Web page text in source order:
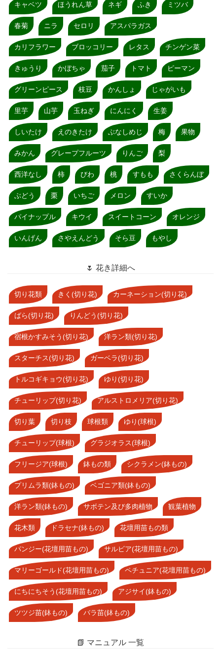
キャベツ ほうれん草 ネギ ふき ミツバ
春菊 ニラ セロリ アスパラガス
カリフラワー ブロッコリー レタス チンゲン菜
きゅうり かぼちゃ 茄子 トマト ピーマン
グリーンピース 枝豆 かんしょ じゃがいも
里芋 山芋 玉ねぎ にんにく 生姜
しいたけ えのきたけ ぶなしめじ 梅 果物
みかん グレープフルーツ りんご 梨
西洋なし 柿 びわ 桃 すもも さくらんぼ
ぶどう 栗 いちご メロン すいか
パイナップル キウイ スイートコーン オレンジ
いんげん さやえんどう そら豆 もやし
🌷 花き詳細へ
切り花類 きく(切り花) カーネーション(切り花)
ばら(切り花) りんどう(切り花)
宿根かすみそう(切り花) 洋ラン類(切り花)
スターチス(切り花) ガーベラ(切り花)
トルコギキョウ(切り花) ゆり(切り花)
チューリップ(切り花) アルストロメリア(切り花)
切り葉 切り枝 球根類 ゆり(球根)
チューリップ(球根) グラジオラス(球根)
フリージア(球根) 鉢もの類 シクラメン(鉢もの)
プリムラ類(鉢もの) ベゴニア類(鉢もの)
洋ラン類(鉢もの) サボテン及び多肉植物 観葉植物
花木類 ドラセナ(鉢もの) 花壇用苗もの類
パンジー(花壇用苗もの) サルビア(花壇用苗もの)
マリーゴールド(花壇用苗もの) ペチュニア(花壇用苗もの)
にちにちそう(花壇用苗もの) アジサイ(鉢もの)
ツツジ苗(鉢もの) バラ苗(鉢もの)
📗 マニュアル 一覧